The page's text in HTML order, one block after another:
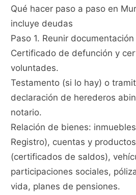
Qué hacer paso a paso en
incluye deudas
Paso 1. Reunir documentación
Certificado de defunción y
voluntades.
Testamento (si lo hay) o
declaración de herederos
notario.
Relación de bienes:
Registro), cuentas y
(certificados de saldos),
participaciones sociales,
vida, planes de pensiones.